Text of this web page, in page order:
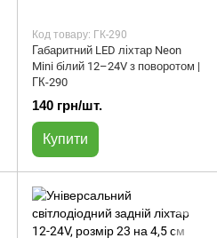
Код товару: ГК-290
Габаритний LED ліхтар Neon
Mini білий 12–24V з поворотом |
ГК-290
140 грн/шт.
Купити